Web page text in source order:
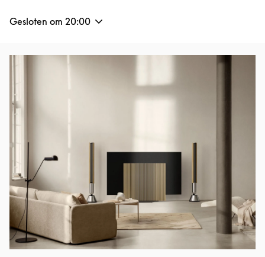
Gesloten om 20:00
Afbeelding van evenement